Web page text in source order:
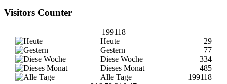
Visitors Counter
199118
Heute
29
Gestern
77
Diese Woche
334
Dieses Monat
485
Alle Tage
199118